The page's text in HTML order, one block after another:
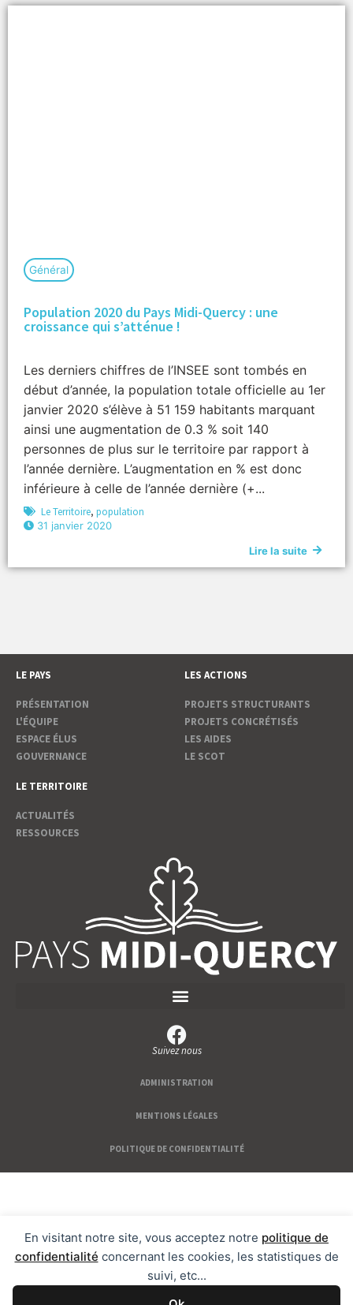
En visitant notre site, vous acceptez notre politique de
confidentialité concernant les cookies, les statistiques de
suivi, etc...
Général
Population 2020 du Pays Midi-Quercy : une
croissance qui s’atténue !
Les derniers chiffres de l’INSEE sont tombés en
début d’année, la population totale officielle au 1er
janvier 2020 s’élève à 51 159 habitants marquant
ainsi une augmentation de 0.3 % soit 140
personnes de plus sur le territoire par rapport à
l’année dernière. L’augmentation en % est donc
inférieure à celle de l’année dernière (+...
Le Territoire, population
31 janvier 2020
Lire la suite
LE PAYS
PRÉSENTATION
L'ÉQUIPE
ESPACE ÉLUS
GOUVERNANCE
LES ACTIONS
PROJETS STRUCTURANTS
PROJETS CONCRÉTISÉS
LES AIDES
LE SCOT
LE TERRITOIRE
ACTUALITÉS
RESSOURCES
Suivez nous
ADMINISTRATION
MENTIONS LÉGALES
POLITIQUE DE CONFIDENTIALITÉ